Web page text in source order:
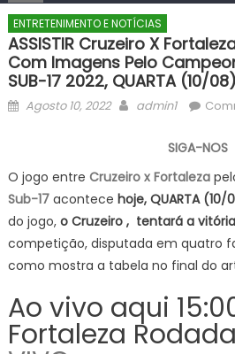
ENTRETENIMENTO E NOTÍCIAS
ASSISTIR Cruzeiro X
Com Imagens Pelo
SUB-17 2022, QUARTA (10/08)
Posted
Agosto 10, 2022 Author
admin1
SIGA-NOS
O jogo entre Cruzeiro x Fortaleza
Sub-17acontece hoje, QUARTA (10/
do jogo, o Cruzeiro , tentará a
competição, disputada em quatro
como mostra a tabela no final do
Ao vivo aqui
Fortaleza